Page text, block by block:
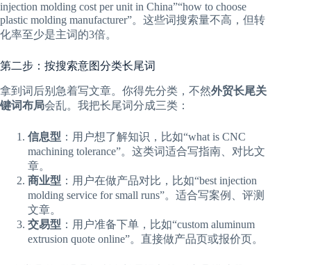
injection molding cost per unit in China”“how to choose
plastic molding manufacturer”。这些词搜索量不高，但转
化率至少是主词的3倍。
第二步：按搜索意图分类长尾词
拿到词后别急着写文章。你得先分类，不然外贸长尾关
键词布局会乱。我把长尾词分成三类：
信息型 ：用户想了解知识，比如“what is CNC
machining tolerance”。这类词适合写指南、对比文
章。
商业型 ：用户在做产品对比，比如“best injection
molding service for small runs”。适合写案例、评测
文章。
交易型 ：用户准备下单，比如“custom aluminum
extrusion quote online”。直接做产品页或报价页。